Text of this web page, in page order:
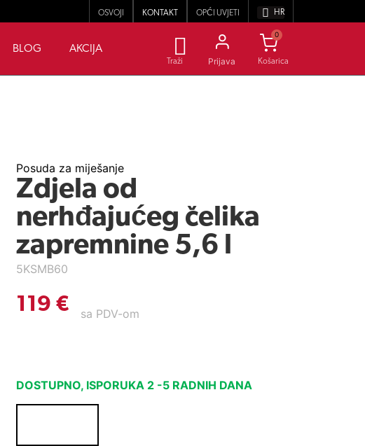
OSVOJI KONTAKT OPĆI UVJETI HR
BLOG AKCIJA
Traži Prijava
0
Posuda za miješanje
Zdjela od
nerhđajućeg čelika
zapremnine 5,6 l
5KSMB60
119 € sa PDV-om
DOSTUPNO, ISPORUKA 2 -5 RADNIH DANA